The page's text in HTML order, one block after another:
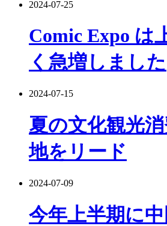
2024-07-25
Comic Expo は
く急増しました
2024-07-15
夏の文化観光
地をリード
2024-07-09
今年上半期に